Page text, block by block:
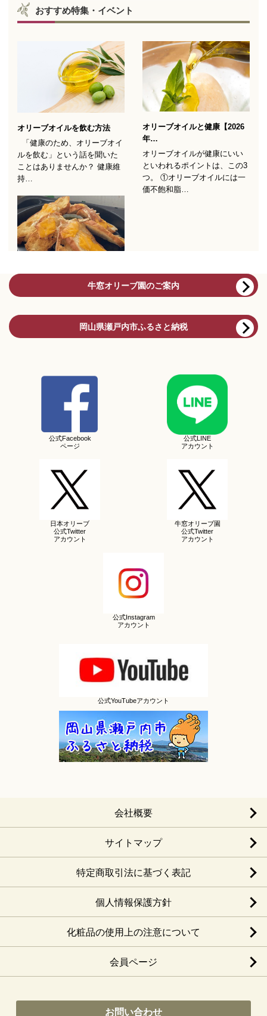
牛窓オリーブ園のご案内
岡山県瀬戸内市ふるさと納税
公式Facebook
ページ
公式LINE
アカウント
日本オリーブ
公式Twitter
アカウント
牛窓オリーブ園
公式Twitter
アカウント
公式Instagram
アカウント
公式YouTubeアカウント
会社概要
サイトマップ
特定商取引法に基づく表記
個人情報保護方針
化粧品の使用上の注意について
会員ページ
お問い合わせ